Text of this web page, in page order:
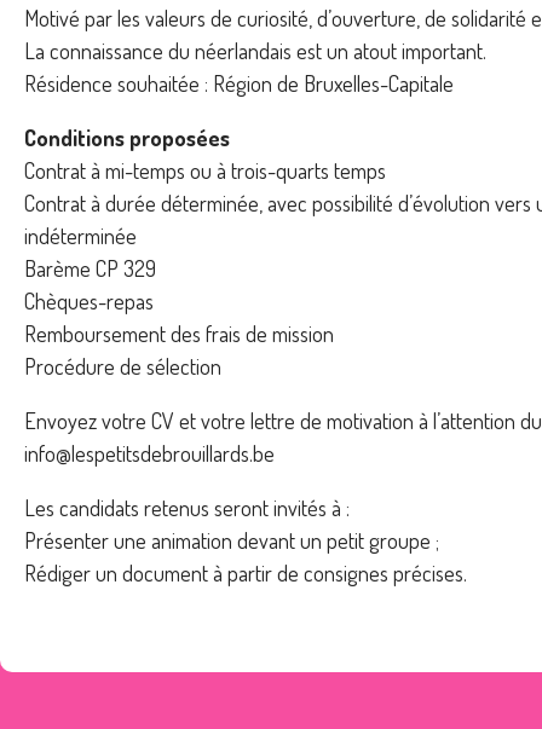
Motivé par les valeurs de curiosité, d’ouverture, de solidarité
La connaissance du néerlandais est un atout important.
Résidence souhaitée : Région de Bruxelles-Capitale
Conditions proposées
Contrat à mi-temps ou à trois-quarts temps
Contrat à durée déterminée, avec possibilité d’évolution
indéterminée
Barème CP 329
Chèques-repas
Remboursement des frais de mission
Procédure de sélection
Envoyez votre CV et votre lettre de motivation à l’attention
info@lespetitsdebrouillards.be
Les candidats retenus seront invités à :
Présenter une animation devant un petit groupe ;
Rédiger un document à partir de consignes précises.